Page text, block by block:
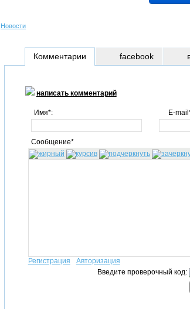
Новости
Комментарии
написать комментарий
Имя*: E-
Сообщение*
Регистрация
Авторизация
Введите проверочный код:
facebook